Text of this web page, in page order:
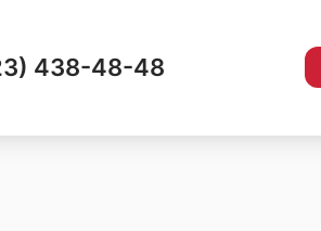
438-48-48